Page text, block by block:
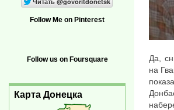
Да,
на
Follow Me on Pinterest
Follow us on Foursquare
Карта Донецка